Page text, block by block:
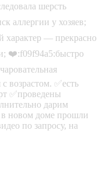
шерсть
аллергии у хозяев;
характер — прекрасно
❤️‍:f09f94a5:быстро
возрастом. ✅есть
✅проведены
дарим
новом доме прошли
по запросу, на